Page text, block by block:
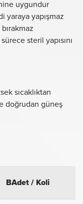
uygundur
yaraya yapışmaz
bırakmaz
steril yapısını
sıcaklıktan
doğrudan güneş
BAdet / Koli